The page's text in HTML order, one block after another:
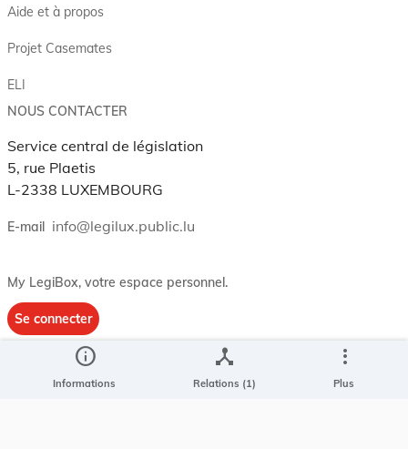
info
Informations
device_hub
Relations (1)
more_vert
Plus
Aide et à propos
Projet Casemates
ELI
NOUS CONTACTER
Service central de législation
5, rue Plaetis
L-2338 LUXEMBOURG
E-mail info@legilux.public.lu
My LegiBox, votre espace personnel.
Se connecter
Enregistrer et organiser vos actes préférés, enregistrer vos
recherches, soyez alerté en cas de modification sur un document
qui vous intéresse.